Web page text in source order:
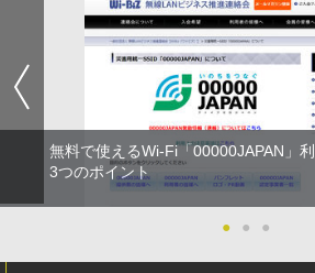
無料で使えるWi-Fi「00000JAPAN」
3つのポイント
● ● ●